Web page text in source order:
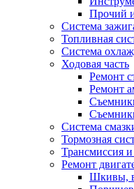
Прочий
Система
Топливная
Система
Ходовая часть
Ремонт
Ремонт
Система
Тормозная
Трансмиссия и
Ремонт
Шкивы,